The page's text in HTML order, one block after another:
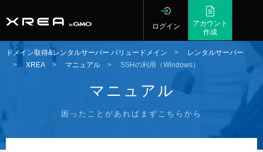
ログイン
アカウント
作成
ドメイン取得&レンタルサーバー バリュードメイン > レンタルサーバー
> XREA > マニュアル > SSHの利用（Windows）
マニュアル
困ったことがあればまずこちらから